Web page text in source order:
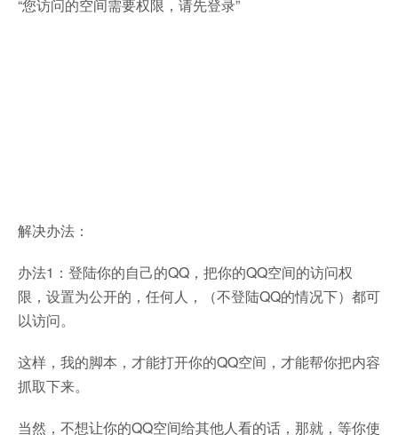
“您访问的空间需要权限，请先登录”
解决办法：
办法1：登陆你的自己的QQ，把你的QQ空间的访问权
限，设置为公开的，任何人，（不登陆QQ的情况下）都可
以访问。
这样，我的脚本，才能打开你的QQ空间，才能帮你把内容
抓取下来。
当然，不想让你的QQ空间给其他人看的话，那就，等你使